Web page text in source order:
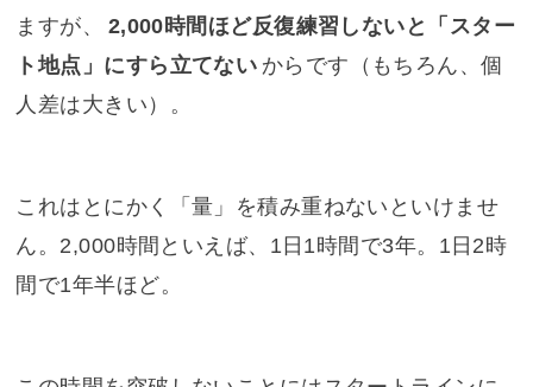
ますが、
2,000時間ほど反復練習しないと「スター
ト地点」にすら立てない からです（もちろん、個
人差は大きい）。
これはとにかく「量」を積み重ねないといけませ
ん。2,000時間といえば、1日1時間で3年。1日2時
間で1年半ほど。